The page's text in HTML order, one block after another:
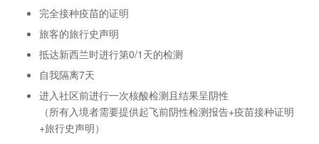
完全接种疫苗的证明
旅客的旅行史声明
抵达新西兰时进行第0/1天的检测
自我隔离7天
进入社区前进行一次核酸检测且结果呈阴性
（所有入境者需要提供起飞前阴性检测报告+疫苗接种证明
+旅行史声明）